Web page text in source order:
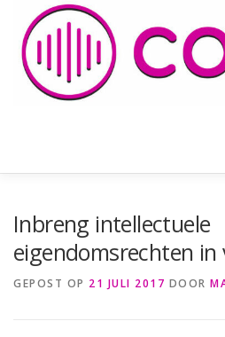
inhoud
springen
Inbreng intellectuele
eigendomsrechten in
GEPOST OP 21 JULI 2017 DOOR